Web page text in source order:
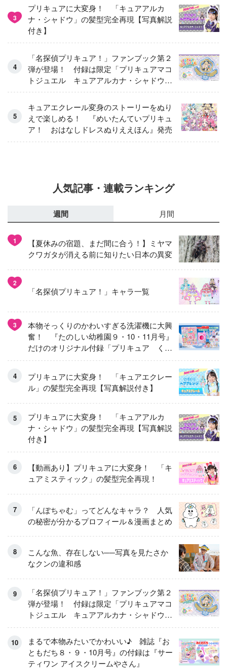
3
プリキュアに大変身！ 「キュアアルカ
ナ・シャドウ」の髪型完全再現【写真解説
付き】
「名探偵プリキュア！」ファンブック第２
弾が登場！ 付録は限定「プリキュアマコ
トジュエル キュアアルカナ・シャドウ
アイスver.」 キュアエクレールを大特
集！
キュアエクレール変身のストーリーをぬり
えで楽しめる！ 『めいたんていプリキュ
ア！ おはなしドレスぬりええほん』発売
人気記事・連載ランキング
週間 月間
1
【夏休みの宿題、まだ間に合う！】ミヤマ
クワガタが消える前に知りたい日本の異変
2
「名探偵プリキュア！」キャラ一覧
3
本物そっくりのかわいすぎる洗濯機に大興
奮！ 『たのしい幼稚園９・10・11月号』
だけのオリジナル付録「プリキュア くる
くるせんたくき」
プリキュアに大変身！ 「キュアエクレー
ル」の髪型完全再現【写真解説付き】
プリキュアに大変身！ 「キュアアルカ
ナ・シャドウ」の髪型完全再現【写真解説
付き】
【動画あり】プリキュアに大変身！ 「キ
ュアミスティック」の髪型完全再現！
「んぽちゃむ」ってどんなキャラ？ 人気
の秘密が分かるプロフィール＆漫画まとめ
こんな魚、存在しない──写真を見たさか
なクンの違和感
「名探偵プリキュア！」ファンブック第２
弾が登場！ 付録は限定「プリキュアマコ
トジュエル キュアアルカナ・シャドウ
アイスver.」 キュアエクレールを大特
集！
まるで本物みたいでかわいい♪ 雑誌『お
ともだち８・９・10月号』の付録は『サー
ティワン アイスクリームやさん』